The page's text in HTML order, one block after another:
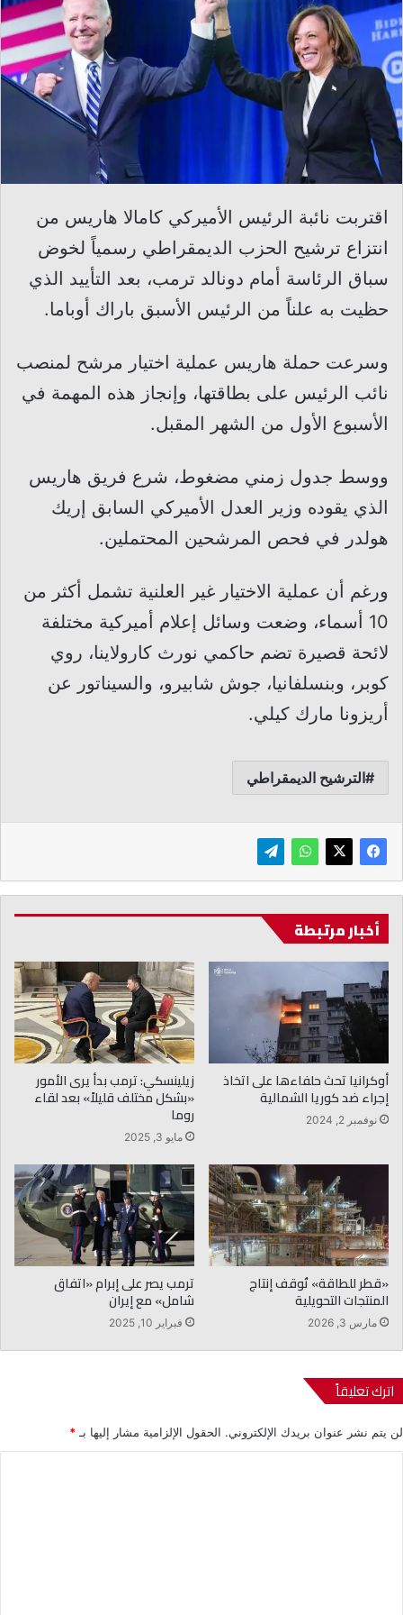
اقتربت نائبة الرئيس الأميركي كامالا هاريس من
انتزاع ترشيح الحزب الديمقراطي رسمياً لخوض
سباق الرئاسة أمام دونالد ترمب، بعد التأييد الذي
حظيت به علناً من الرئيس الأسبق باراك أوباما.
وسرعت حملة هاريس عملية اختيار مرشح لمنصب
نائب الرئيس على بطاقتها، وإنجاز هذه المهمة في
الأسبوع الأول من الشهر المقبل.
ووسط جدول زمني مضغوط، شرع فريق هاريس
الذي يقوده وزير العدل الأميركي السابق إريك
هولدر في فحص المرشحين المحتملين.
ورغم أن عملية الاختيار غير العلنية تشمل أكثر من
10 أسماء، وضعت وسائل إعلام أميركية مختلفة
لائحة قصيرة تضم حاكمي نورث كارولاينا، روي
كوبر، وبنسلفانيا، جوش شابيرو، والسيناتور عن
أريزونا مارك كيلي.
الترشيح الديمقراطي
أخبار مرتبطة
أوكرانيا تحث حلفاءها على اتخاذ
إجراء ضد كوريا الشمالية
نوفمبر 2, 2024
زيلينسكي: ترمب بدأ يرى الأمور
«بشكل مختلف قليلاً» بعد لقاء
روما
مايو 3, 2025
«قطر للطاقة» تُوقف إنتاج
المنتجات التحويلية
مارس 3, 2026
ترمب يصر على إبرام «اتفاق
شامل» مع إيران
فبراير 10, 2025
اترك تعليقاً
لن يتم نشر عنوان بريدك الإلكتروني. الحقول الإلزامية مشار إليها بـ *